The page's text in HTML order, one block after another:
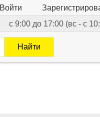
Войти
с 9:00 до 17:00 (вс - с
Найти